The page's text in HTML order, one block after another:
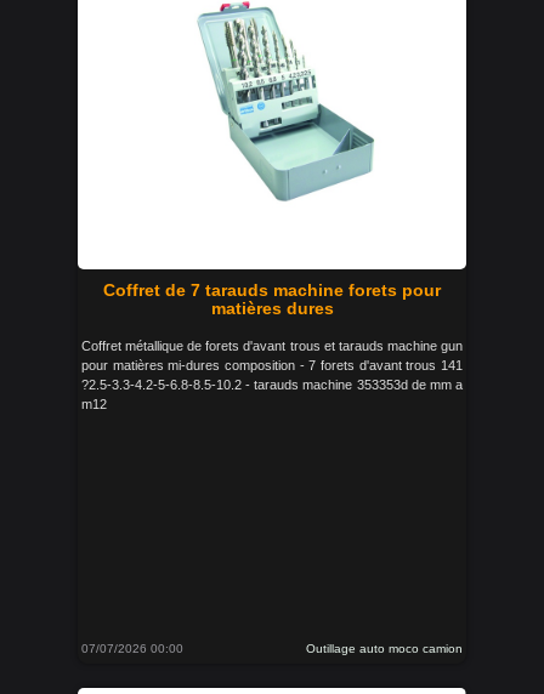
Coffret de 7 tarauds machine forets pour
matières dures
Coffret métallique de forets d'avant trous et tarauds machine gun
pour matières mi-dures composition - 7 forets d'avant trous 141
?2.5-3.3-4.2-5-6.8-8.5-10.2 - tarauds machine 353353d de mm a
m12
07/07/2026 00:00 Outillage auto moco camion